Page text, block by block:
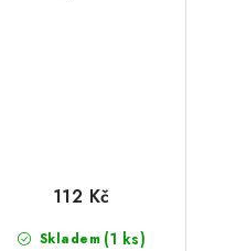
Skladem (1 ks)
112 Kč